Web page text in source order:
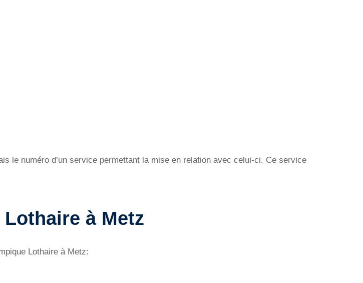
le numéro d’un service permettant la mise en relation avec celui-ci. Ce service
à Metz
Lothaire à Metz: